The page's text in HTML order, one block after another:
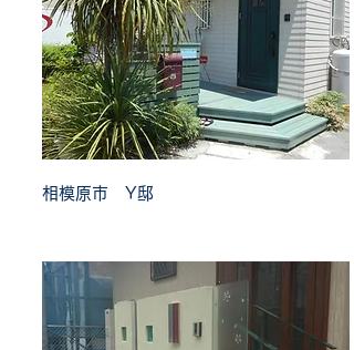
相模原市 Y邸